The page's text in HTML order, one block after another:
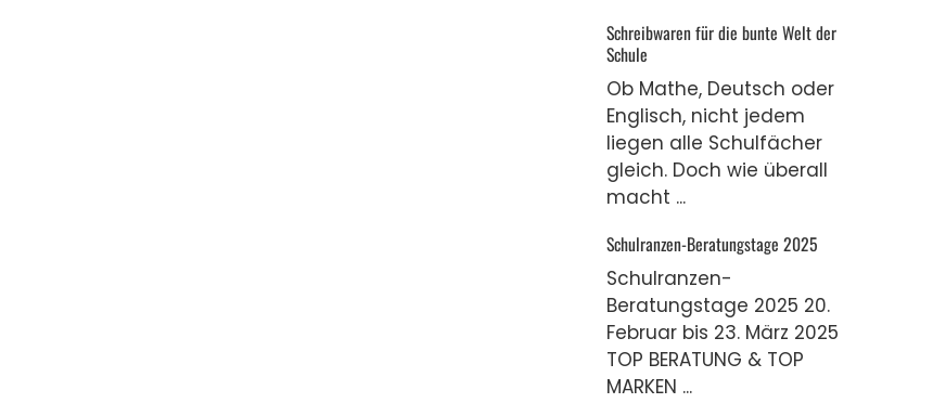
Schreibwaren für die bunte Welt der
Schule
Ob Mathe, Deutsch oder
Englisch, nicht jedem
liegen alle Schulfächer
gleich. Doch wie überall
macht ...
Schulranzen-Beratungstage 2025
Schulranzen-
Beratungstage 2025 20.
Februar bis 23. März 2025
TOP BERATUNG & TOP
MARKEN ...